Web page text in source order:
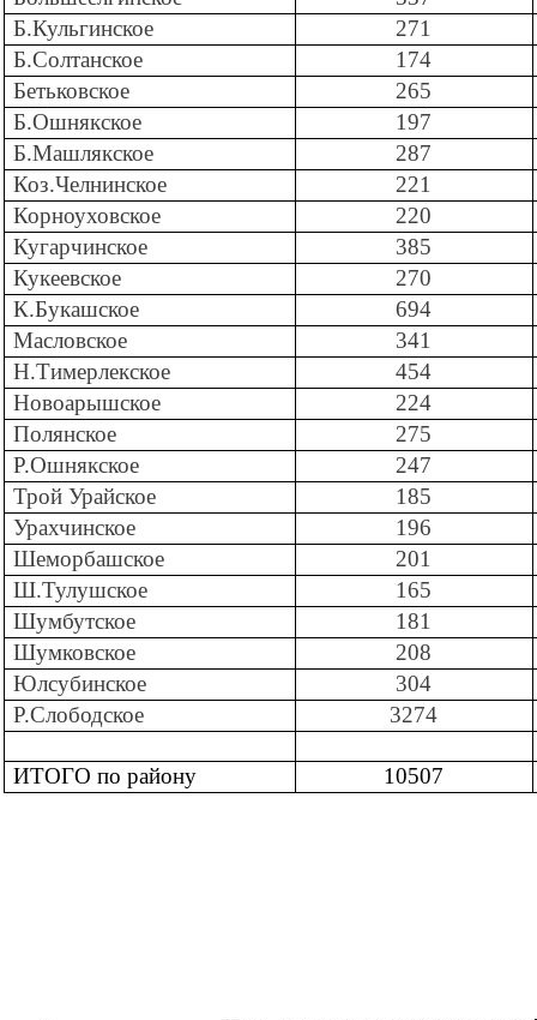
Б.Кульгинское
271
Б.Солтанское
174
Бетьковское
265
Б.Ошнякское
197
Б.Машлякское
287
Коз.Челнинское
221
Корноуховское
220
Кугарчинское
385
Кукеевское
270
К.Букашское
694
Масловское
341
Н.Тимерлекское
454
Новоарышское
224
Полянское
275
Р.Ошнякское
247
Трой Урайское
185
Урахчинское
196
Шеморбашское
201
Ш.Тулушское
165
Шумбутское
181
Шумковское
208
Юлсубинское
304
Р.Слободское
3274
ИТОГО по району 10507